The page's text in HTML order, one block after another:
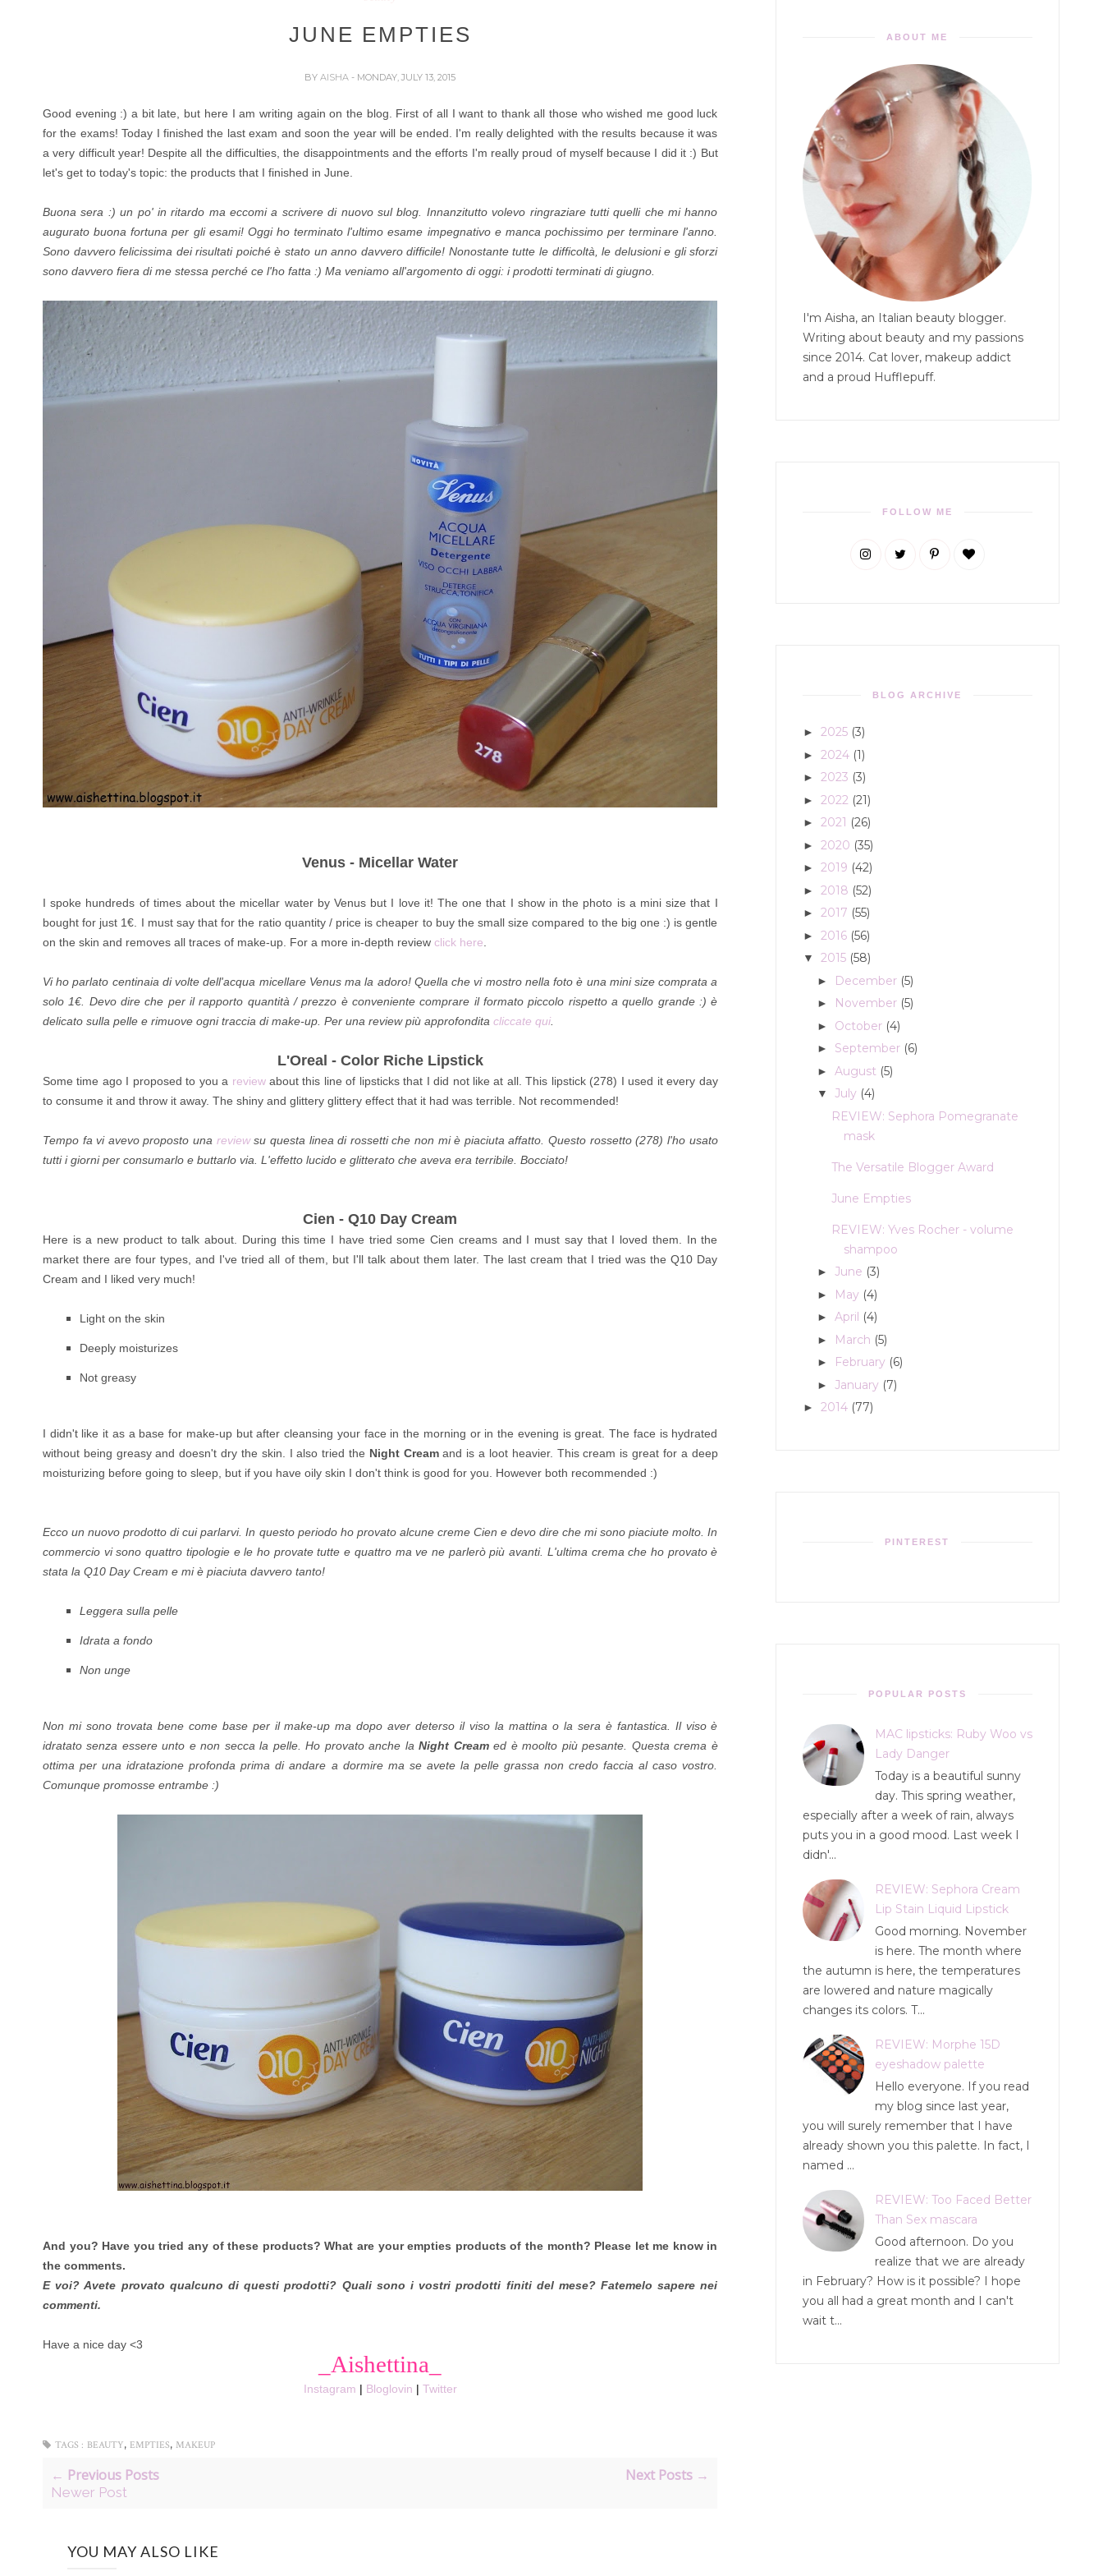
JUNE EMPTIES
BYAISHA- MONDAY, JULY 13, 2015
Good evening :) a bit late, but here I am writing again on the blog. First of all I want to thank all those who wished me good luck
for the exams!Today I finished the last exam and soon the year will be ended . I'm really delighted with the results because it was
a very difficult year! Despite all the difficulties, the disappointments and the efforts I'm really proud of myself because I did it :) But
let's get to today's topic: the products that I finished in June.
Buona sera :) un po' in ritardo ma eccomi a scrivere di nuovo sul blog. Innanzitutto volevo ringraziare tutti quelli che mi hanno
augurato buona fortuna per gli esami! Oggi ho terminato l'ultimo esame impegnativo e manca pochissimo per terminare l'anno.
Sono davvero felicissima dei risultati poiché è stato un anno davvero difficile! Nonostante tutte le difficoltà, le delusioni e gli sforzi
sono davvero fiera di me stessa perché ce l'ho fatta :) Ma veniamo all'argomento di oggi: i prodotti terminati di giugno.
Venus - Micellar Water
I spoke hundreds of times about the micellar water byVenus but I love it! The one that I show in the photo is a mini size that I
bought for just 1€. I must say that for the ratio quantity / price is cheaper to buy the small size compared to the big one :) is gentle
on the skin and removes all traces of make-up. For a more in-depth review click here
Vi ho parlato centinaia di volte dell'acqua micellare Venus ma la adoro! Quella che vi mostro nella foto è una mini size comprata a
solo 1€. Devo dire che per il rapporto quantità / prezzo è conveniente comprare il formato piccolo rispetto a quello grande :) è
delicato sulla pelle e rimuove ogni traccia di make-up. Per una review più approfondita cliccate qui
L'Oreal - Color Riche Lipstick
Some time ago I proposed to you a reviewabout this line of lipsticks that I did not like at all. This lipstick (278) I used it every day
to consume it and throw it away. The shiny and glittery glittery effect that it had was terrible. Not recommended!
Tempo fa vi avevo proposto una reviewsu questa linea di rossetti che non mi è piaciuta affatto. Questo rossetto (278) l'ho usato
tutti i giorni per consumarlo e buttarlo via. L'effetto lucido e glitterato che aveva era terribile. Bocciato!
Cien - Q10 Day Cream
Here is a new product to talk about. During this time I have tried some Cien creams and I must say that I loved them. In the
market there are four types, and I've tried all of them, but I'll talk about them later. The last cream that I tried was the Q10 Day
Cream and I liked very much!
Light on the skin
Deeply moisturizes
Not greasy
I didn't like it as a base for make-up but after cleansing your face in the morning or in the evening is great. The face is hydrated
without being greasy and doesn't dry the skin. I also tried the Night Creamand is a loot heavier. This cream is great for a deep
moisturizing before going to sleep, but if you have oily skin I don't think is good for you. However both recommended :)
Ecco un nuovo prodotto di cui parlarvi. In questo periodo ho provato alcune creme Cien e devo dire che mi sono piaciute molto. In
commercio vi sono quattro tipologie e le ho provate tutte e quattro ma ve ne parlerò più avanti. L'ultima crema che ho provato è
stata la Q10 Day Cream e mi è piaciuta davvero tanto!
Leggera sulla pelle
Idrata a fondo
Non unge
Non mi sono trovata bene come base per il make-up ma dopo aver deterso il viso la mattina o la sera è fantastica. Il viso è
idratato senza essere unto e non secca la pelle.Ho provato anche laNight Creamed è moolto più pesante. Questa crema è
ottima per una idratazione profonda prima di andare a dormire ma se avete la pelle grassa non credo faccia al caso vostro.
Comunque promosse entrambe :)
And you? Have you tried any of these products? What are your empties products of the month? Please let me know in
the comments.
E voi? Avete provato qualcuno di questi prodotti? Quali sono i vostri prodotti finiti del mese? Fatemelo sapere nei
commenti.
Have a nice day <3
_Aishettina_
Instagram | Bloglovin | Twitter
TAGS : BEAUTY, EMPTIES, MAKEUP
← Previous Posts
Newer Post
Next Posts →
YOU MAY ALSO LIKE
ABOUT ME
I'm Aisha, an Italian beauty blogger.
Writing about beauty and my passions
since 2014. Cat lover, makeup addict
and a proud Hufflepuff.
FOLLOW ME
BLOG ARCHIVE
► 2025 (3)
► 2024 (1)
► 2023 (3)
► 2022 (21)
► 2021 (26)
► 2020 (35)
► 2019 (42)
► 2018 (52)
► 2017 (55)
► 2016 (56)
▼ 2015 (58)
► December (5)
► November (5)
► October (4)
► September (6)
► August (5)
▼ July (4)
REVIEW: Sephora Pomegranate
mask
The Versatile Blogger Award
June Empties
REVIEW: Yves Rocher - volume
shampoo
► June (3)
► May (4)
► April (4)
► March (5)
► February (6)
► January (7)
► 2014 (77)
PINTEREST
POPULAR POSTS
MAC lipsticks: Ruby Woo vs
Lady Danger
Today is a beautiful sunny
day. This spring weather,
especially after a week of rain, always
puts you in a good mood. Last week I
didn'...
REVIEW: Sephora Cream
Lip Stain Liquid Lipstick
Good morning. November
is here. The month where
the autumn is here, the temperatures
are lowered and nature magically
changes its colors. T...
REVIEW: Morphe 15D
eyeshadow palette
Hello everyone. If you read
my blog since last year,
you will surely remember that I have
already shown you this palette. In fact, I
named ...
REVIEW: Too Faced Better
Than Sex mascara
Good afternoon. Do you
realize that we are already
in February? How is it possible? I hope
you all had a great month and I can't
wait t...